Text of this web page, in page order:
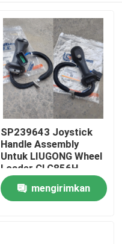
SP239643 Joystick
Handle Assembly
Untuk LIUGONG Wheel
Loader CLG856H
Excavator CLG920D、
CLG922D、CLG925D
CLG933E、CLG936D、
mengirimkan